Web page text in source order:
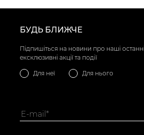
БУДЬ БЛИЖЧЕ
Підпишіться на новини про наші
ексклюзивні акції та події
Для неї Для нього